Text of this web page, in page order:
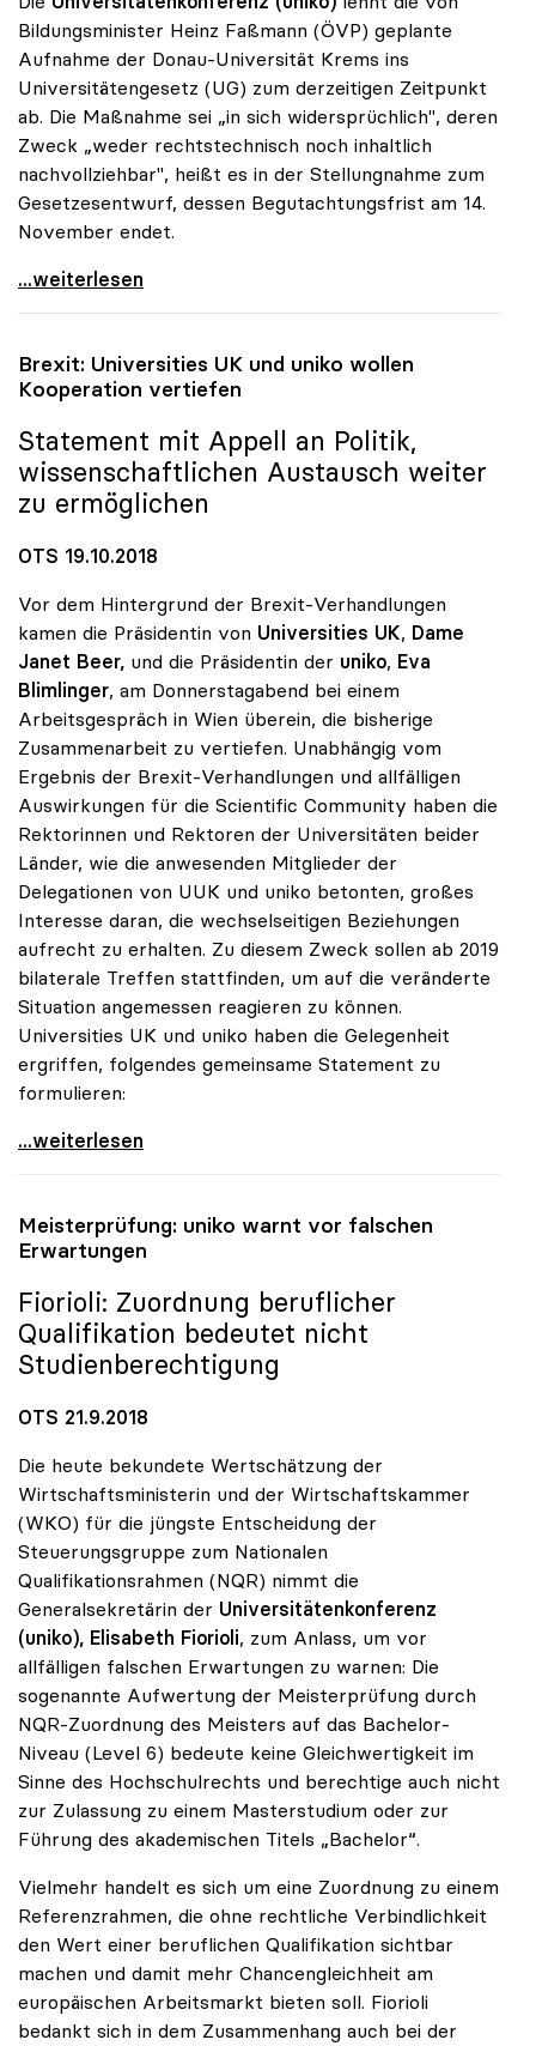
Bildungsminister Heinz Faßmann (ÖVP) geplante
Aufnahme der Donau-Universität Krems ins
Universitätengesetz (UG) zum derzeitigen Zeitpunkt
ab. Die Maßnahme sei „in sich widersprüchlich", deren
Zweck „weder rechtstechnisch noch inhaltlich
nachvollziehbar", heißt es in der Stellungnahme zum
Gesetzesentwurf, dessen Begutachtungsfrist am 14.
November endet.
Donau-Uni: uniko gegen Aufnahme ins
...weiterlesen
Brexit: Universities UK und uniko wollen
Kooperation vertiefen
Statement mit Appell an Politik,
wissenschaftlichen Austausch weiter
zu ermöglichen
OTS 19.10.2018
Vor dem Hintergrund der Brexit-Verhandlungen
kamen die Präsidentin von Universities UK, Dame
Janet Beer, und die Präsidentin der uniko, Eva
Blimlinger, am Donnerstagabend bei einem
Arbeitsgespräch in Wien überein, die bisherige
Zusammenarbeit zu vertiefen. Unabhängig vom
Ergebnis der Brexit-Verhandlungen und allfälligen
Auswirkungen für die Scientific Community haben die
Rektorinnen und Rektoren der Universitäten beider
Länder, wie die anwesenden Mitglieder der
Delegationen von UUK und uniko betonten, großes
Interesse daran, die wechselseitigen Beziehungen
aufrecht zu erhalten. Zu diesem Zweck sollen ab 2019
bilaterale Treffen stattfinden, um auf die veränderte
Situation angemessen reagieren zu können.
Universities UK und uniko haben die Gelegenheit
ergriffen, folgendes gemeinsame Statement zu
formulieren:
Brexit: Universities UK und uniko wollen
...weiterlesen
Meisterprüfung: uniko warnt vor falschen
Erwartungen
Fiorioli: Zuordnung beruflicher
Qualifikation bedeutet nicht
Studienberechtigung
OTS 21.9.2018
Die heute bekundete Wertschätzung der
Wirtschaftsministerin und der Wirtschaftskammer
(WKO) für die jüngste Entscheidung der
Steuerungsgruppe zum Nationalen
Qualifikationsrahmen (NQR) nimmt die
Generalsekretärin der Universitätenkonferenz
(uniko), Elisabeth Fiorioli, zum Anlass, um vor
allfälligen falschen Erwartungen zu warnen: Die
sogenannte Aufwertung der Meisterprüfung durch
NQR-Zuordnung des Meisters auf das Bachelor-
Niveau (Level 6) bedeute keine Gleichwertigkeit im
Sinne des Hochschulrechts und berechtige auch nicht
zur Zulassung zu einem Masterstudium oder zur
Führung des akademischen Titels „Bachelor“.
Vielmehr handelt es sich um eine Zuordnung zu einem
Referenzrahmen, die ohne rechtliche Verbindlichkeit
den Wert einer beruflichen Qualifikation sichtbar
machen und damit mehr Chancengleichheit am
europäischen Arbeitsmarkt bieten soll. Fiorioli
bedankt sich in dem Zusammenhang auch bei der